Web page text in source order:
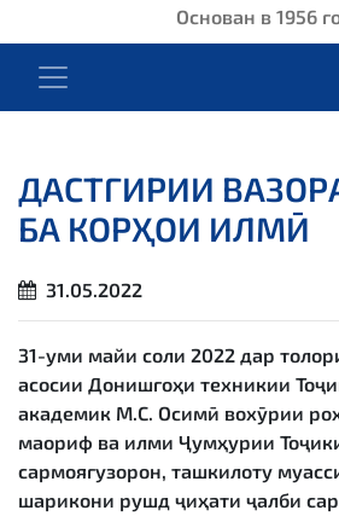
Основан в 1956
ДАСТГИРИИ
БА КОРҲОИ ИЛМӢ
31.05.2022
31-уми майи соли 2022 дар
асосии Донишгоҳи техникии
академик М.С. Осимӣ вохӯрии
маориф ва илми Ҷумҳурии
сармоягузорон, ташкилоту
шарикони рушд ҷиҳати ҷалби